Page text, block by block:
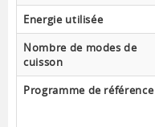
Energie utilisée
Nombre de modes de
cuisson
Programme de référence